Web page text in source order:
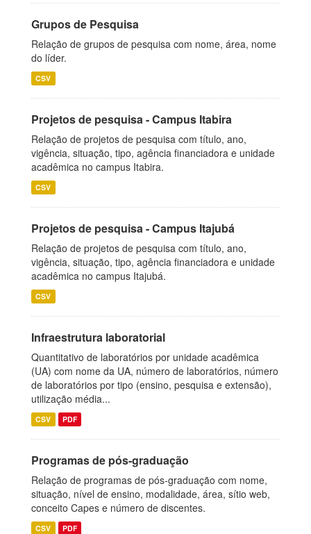
Grupos de Pesquisa
Relação de grupos de pesquisa com nome, área, nome
do líder.
CSV
Projetos de pesquisa - Campus Itabira
Relação de projetos de pesquisa com título, ano,
vigência, situação, tipo, agência financiadora e unidade
acadêmica no campus Itabira.
CSV
Projetos de pesquisa - Campus Itajubá
Relação de projetos de pesquisa com título, ano,
vigência, situação, tipo, agência financiadora e unidade
acadêmica no campus Itajubá.
CSV
Infraestrutura laboratorial
Quantitativo de laboratórios por unidade acadêmica
(UA) com nome da UA, número de laboratórios, número
de laboratórios por tipo (ensino, pesquisa e extensão),
utilização média...
CSV PDF
Programas de pós-graduação
Relação de programas de pós-graduação com nome,
situação, nível de ensino, modalidade, área, sítio web,
conceito Capes e número de discentes.
CSV PDF